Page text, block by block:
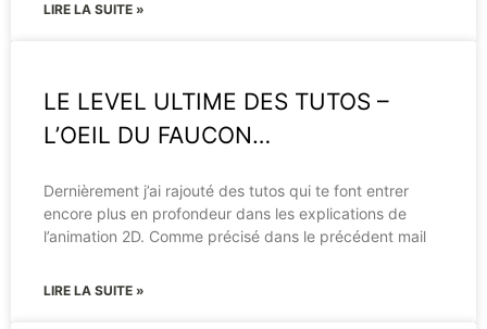
LIRE LA SUITE »
LE LEVEL ULTIME DES TUTOS –
L’OEIL DU FAUCON…
Dernièrement j’ai rajouté des tutos qui te font entrer
encore plus en profondeur dans les explications de
l’animation 2D. Comme précisé dans le précédent mail
LIRE LA SUITE »